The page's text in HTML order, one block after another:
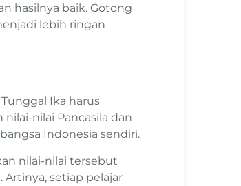
hasilnya baik. Gotong
lebih ringan
Ika harus
nilai Pancasila dan
Indonesia sendiri.
nilai-nilai tersebut
setiap pelajar